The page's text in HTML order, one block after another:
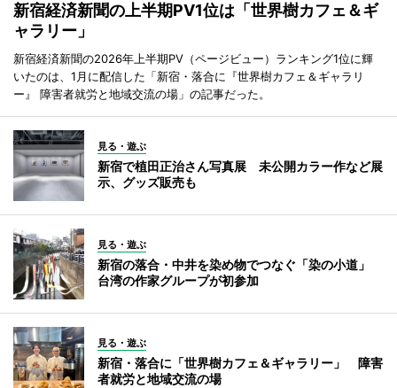
新宿経済新聞の上半期PV1位は「世界樹カフェ＆ギ
ャラリー」
新宿経済新聞の2026年上半期PV（ページビュー）ランキング1位に輝
いたのは、1月に配信した「新宿・落合に『世界樹カフェ＆ギャラリ
ー』 障害者就労と地域交流の場」の記事だった。
見る・遊ぶ
新宿で植田正治さん写真展 未公開カラー作など展
示、グッズ販売も
見る・遊ぶ
新宿の落合・中井を染め物でつなぐ「染の小道」
台湾の作家グループが初参加
見る・遊ぶ
新宿・落合に「世界樹カフェ＆ギャラリー」 障害
者就労と地域交流の場